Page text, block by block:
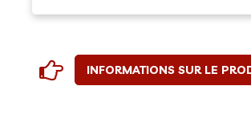
INFORMATIONS SUR LE